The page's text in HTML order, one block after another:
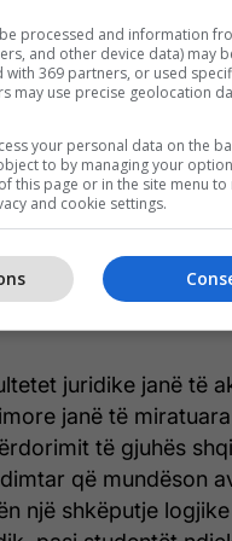
të drejtat e
Veriut ku shteti i së
tërësi dhe jo në
qeveria kujdeset për
të saj, e jo një sistem
tha Sefer
se Ligji për
shqipe në të gjitha
e dygjuhësisë
juridike janë të
janë të
të gjuhës
që mundëson
një shkëputje
processed and information
and other device data) may
with 369 partners, or used
may use precise geolocation
your personal data on the
to by managing your
this page or in the site menu to
and cookie settings.